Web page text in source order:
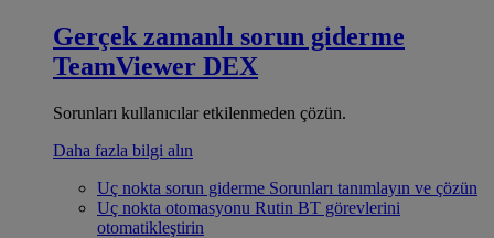
Gerçek zamanlı sorun giderme
TeamViewer DEX
Sorunları kullanıcılar etkilenmeden çözün.
Daha fazla bilgi alın
Uç nokta sorun giderme Sorunları tanımlayın ve çözün
Uç nokta otomasyonu Rutin BT görevlerini
otomatikleştirin